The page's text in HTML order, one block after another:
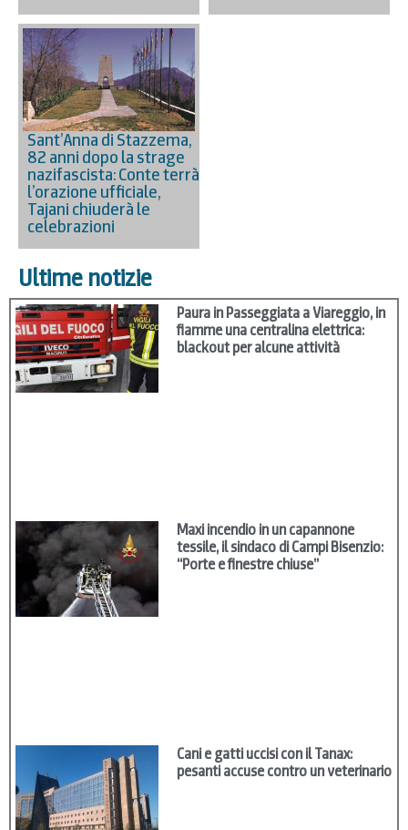
Sant’Anna di Stazzema,
82 anni dopo la strage
nazifascista: Conte terrà
l’orazione ufficiale,
Tajani chiuderà le
celebrazioni
Ultime notizie
Paura in Passeggiata a Viareggio, in
fiamme una centralina elettrica:
blackout per alcune attività
Maxi incendio in un capannone
tessile, il sindaco di Campi Bisenzio:
“Porte e finestre chiuse”
Cani e gatti uccisi con il Tanax:
pesanti accuse contro un veterinario